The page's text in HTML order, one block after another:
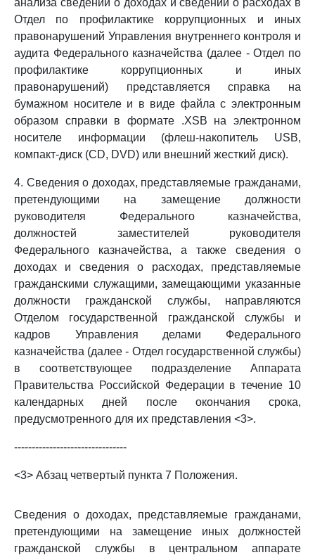
анализа сведений о доходах и сведений о расходах в
Отдел по профилактике коррупционных и иных
правонарушений Управления внутреннего контроля и
аудита Федерального казначейства (далее - Отдел по
профилактике коррупционных и иных
правонарушений) представляется справка на
бумажном носителе и в виде файла с электронным
образом справки в формате .XSB на электронном
носителе информации (флеш-накопитель USB,
компакт-диск (CD, DVD) или внешний жесткий диск).
4. Сведения о доходах, представляемые гражданами,
претендующими на замещение должности
руководителя Федерального казначейства,
должностей заместителей руководителя
Федерального казначейства, а также сведения о
доходах и сведения о расходах, представляемые
гражданскими служащими, замещающими указанные
должности гражданской службы, направляются
Отделом государственной гражданской службы и
кадров Управления делами Федерального
казначейства (далее - Отдел государственной службы)
в соответствующее подразделение Аппарата
Правительства Российской Федерации в течение 10
календарных дней после окончания срока,
предусмотренного для их представления <3>.
--------------------------------
<3> Абзац четвертый пункта 7 Положения.
Сведения о доходах, представляемые гражданами,
претендующими на замещение иных должностей
гражданской службы в центральном аппарате